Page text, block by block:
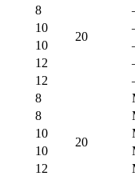
20
8
10
10
12
12
8
20
8
10
10
12